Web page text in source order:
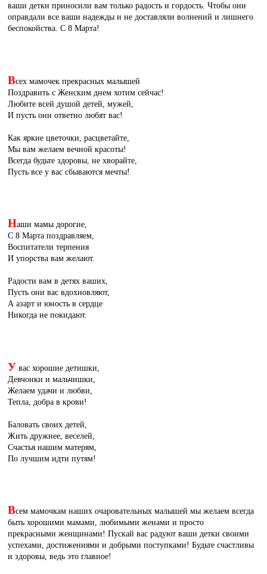
ваши детки приносили вам только радость и гордость. Чтобы они
оправдали все ваши надежды и не доставляли волнений и лишнего
беспокойства. С 8 Марта!
Всех мамочек прекрасных малышей
Поздравить с Женским днем хотим сейчас!
Любите всей душой детей, мужей,
И пусть они ответно любят вас!
Как яркие цветочки, расцветайте,
Мы вам желаем вечной красоты!
Всегда будьте здоровы, не хворайте,
Пусть все у вас сбываются мечты!
Наши мамы дорогие,
С 8 Марта поздравляем,
Воспитатели терпения
И упорства вам желают.
Радости вам в детях ваших,
Пусть они вас вдохновляют,
А азарт и юность в сердце
Никогда не покидают.
У вас хорошие детишки,
Девчонки и мальчишки,
Желаем удачи и любви,
Тепла, добра в крови!
Баловать своих детей,
Жить дружнее, веселей,
Счастья нашим матерям,
По лучшим идти путям!
Всем мамочкам наших очаровательных малышей мы желаем всегда
быть хорошими мамами, любимыми женами и просто
прекрасными женщинами! Пускай вас радуют ваши детки своими
успехами, достижениями и добрыми поступками! Будьте счастливы
и здоровы, ведь это главное!